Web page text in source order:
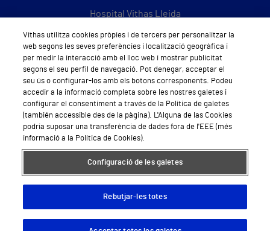
Hospital Vithas Lleida
Hospital Vithas Barcelona
Sobre Vithas
Qui som
Treballar a Vithas
Sala de premsa
Avís legal - Condicions d'ús Política de galetes Política de privadesa
Vithas utilitza cookies pròpies i de tercers per personalitzar la
web segons les seves preferències i localització geogràfica i
per medir la interacció amb el lloc web i mostrar publicitat
segons el seu perfil de navegació. Pot denegar, acceptar el
seu ús o configurar-los amb els botons corresponents. Podeu
accedir a la informació completa sobre les nostres galetes i
configurar el consentiment a través de la Política de galetes
(también accessible des de la pàgina). L'Alguna de las Cookies
podria suposar una transferència de dades fora de l'EEE (més
informació a la Política de Cookies).
Configuració de les galetes
Rebutjar-les totes